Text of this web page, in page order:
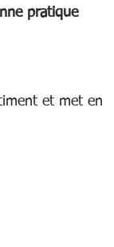
pratique
et met en